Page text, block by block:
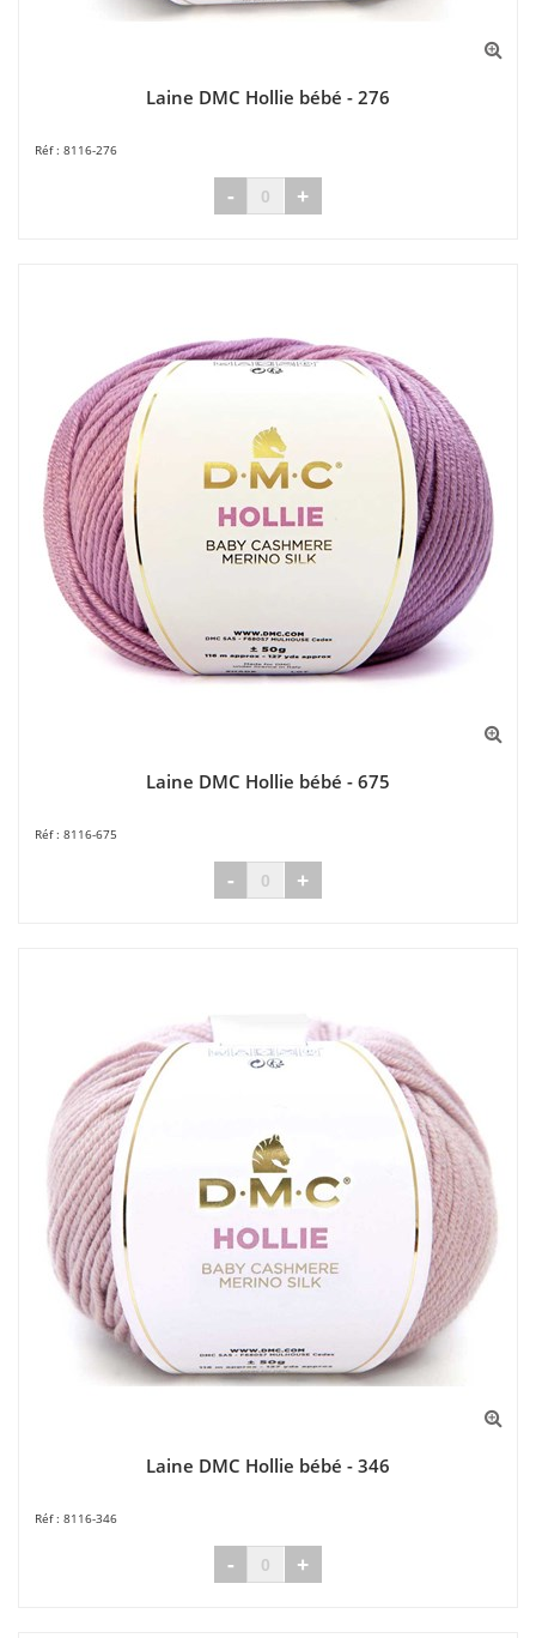
Laine DMC Hollie bébé - 276
8116-276
- +
Laine DMC Hollie bébé - 675
8116-675
- +
Laine DMC Hollie bébé - 346
8116-346
- +